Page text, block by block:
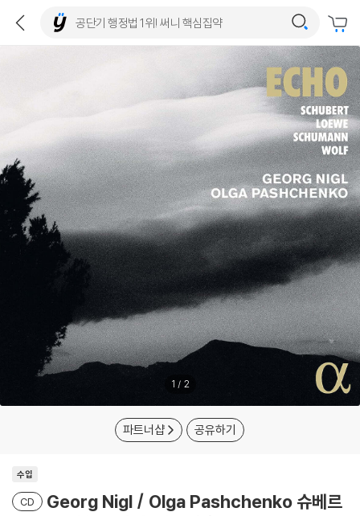
1 / 2
파트너샵 공유하기
수입
CD
Georg Nigl / Olga Pashchenko 슈베르